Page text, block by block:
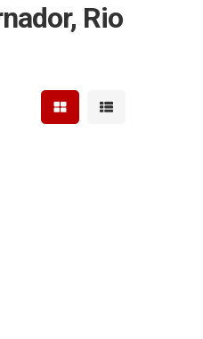
Rio
Mostrar resultados em
Mostrar